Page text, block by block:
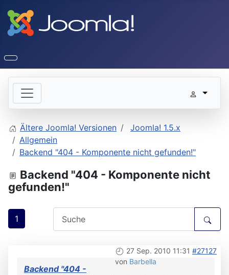
Ältere Joomla! Versionen
Joomla! 1.5.x
Allgemein
Backend "404 - Komponente nicht gefunden!"
Backend "404 - Komponente nicht
gefunden!"
1
27 Sep. 2010 11:31 #27127
von Barbella
Backend "404 -